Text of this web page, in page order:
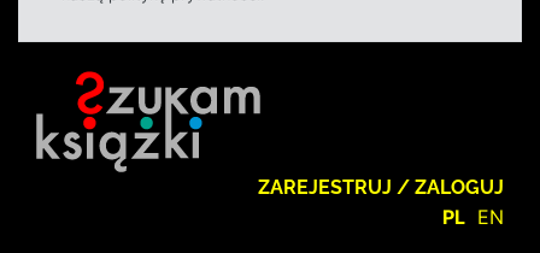
ZAREJESTRUJ / ZALOGUJ
PL EN